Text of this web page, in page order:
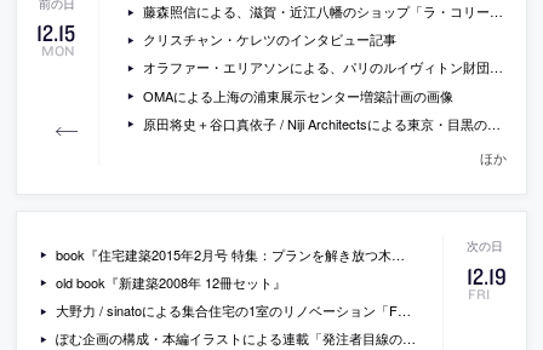
12.15
MON
藤森照信による、滋賀・近江八幡のショップ「ラ・コリーナ近江八幡 メインショップ」の画像など
クリスチャン・ケレツのインタビュー記事
オラファー・エリアソンによる、パリのルイヴィトン財団での展覧会「olafur eliasson: contact」の会場写真など
OMAによる上海の浦東展示センター増築計画の画像
原田将史＋谷口真依子 / Niji Architectsによる東京・目黒の「鷹番の長屋」の写真
ほか
12.19
FRI
book『住宅建築2015年2月号 特集：プランを解き放つ木の架構──竹原義二／無有建築工房』
old book『新建築2008年 12冊セット』
大野力 / sinatoによる集合住宅の1室のリノベーション「Fujigaoka T」
ぽむ企画の構成・本編イラストによる連載「発注者目線の仕事術」の5回目「勝てる提案書へ 潜在ニーズをどう読む？」